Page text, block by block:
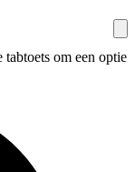
om een optie